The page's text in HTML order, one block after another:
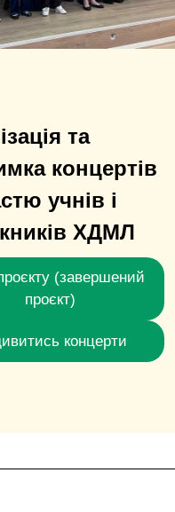
та
концертів
учнів і
ХДМЛ
(завершений
проєкт)
концерти